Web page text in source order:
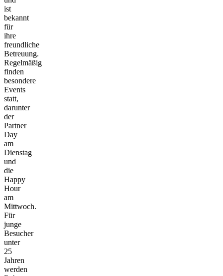
ist
bekannt
für
ihre
freundliche
Betreuung.
Regelmäßig
finden
besondere
Events
statt,
darunter
der
Partner
Day
am
Dienstag
und
die
Happy
Hour
am
Mittwoch.
Für
junge
Besucher
unter
25
Jahren
werden